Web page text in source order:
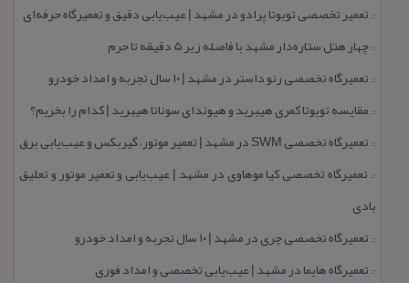
:: تعمیر تخصصی تویوتا پرادو در مشهد | عیب‌یابی دقیق و تعمیرگاه حرفه‌ای
::چهار هتل‌ ستاره‌دار مشهد با فاصله زیر 5 دقیقه تا حرم
:: تعمیرگاه تخصصی رنو داستر در مشهد | ۱۰ سال تجربه و امداد خودرو
:: مقایسه تویوتا كمری هیبرید و هیوندای سوناتا هیبرید | كدام را بخریم؟
:: تعمیرگاه تخصصی SWM در مشهد | تعمیر موتور، گیربكس و عیب‌یابی برق
:: تعمیرگاه تخصصی كیا موهاوی در مشهد | عیب‌یابی و تعمیر موتور و تعلیق
بادی
:: تعمیرگاه تخصصی چری در مشهد | ۱۰ سال تجربه و امداد خودرو
:: تعمیرگاه هایما در مشهد | عیب‌یابی تخصصی و امداد فوری